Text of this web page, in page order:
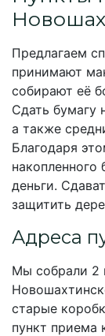
Предлагаем
принимают
собирают её
Сдать бумагу
а также
Благодаря
деньги.
защитить
Адреса
Мы собрали 2
старые
пункт приема